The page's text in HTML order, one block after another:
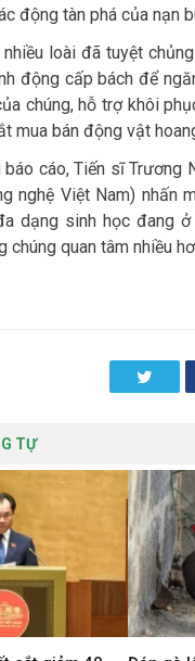
động tàn phá của nạn
nhiều loài đã tuyệt
động cấp bách để
chúng, hỗ trợ khôi
mua bán động vật
cáo, Tiến sĩ Trương
nghệ Việt Nam)
dạng sinh học đang
chúng quan tâm nhiều
Twitter
TỰ